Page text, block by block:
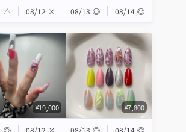
△ 08/12 × 08/13 ◎ 08/14 ◎
¥19,000 ¥7,800